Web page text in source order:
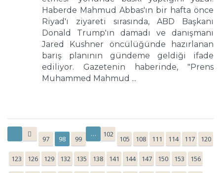
Haberde Mahmud Abbas'ın bir hafta önce
Riyad'ı ziyareti sırasında, ABD Başkanı
Donald Trump'ın damadı ve danışmanı
Jared Kushner öncülüğünde hazırlanan
barış planının gündeme geldiği ifade
ediliyor. Gazetenin haberinde, "Prens
Muhammed Mahmud ...
97 98 99
… 102
105 108 111 114 117 120
123 126 129 132 135 138 141 144 147 150 153 156